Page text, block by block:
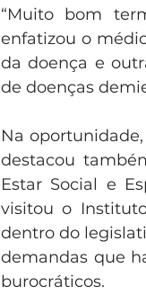
“Muito bom
enfatizou o
da doença e
de doenças
Na
destacou
Estar Social e
visitou o
dentro do
demandas que
burocráticos.